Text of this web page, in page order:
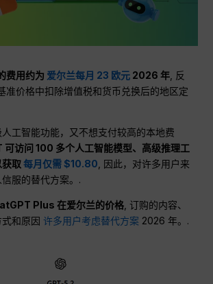
费用约为 爱尔兰每月 23 欧元 2026 年 , 反
准价格中扣除增值税和货币兑换后的地区定
工智能功能，又不想支付较高的本地费
访问 100 多个人工智能模型、高级推理工
获取每月仅需 $10.80 , 因此，对许多用户来
服的替代方案。.
Plus 在爱尔兰的价格, 订购的内容、
式和原因许多用户考虑替代方案 2026 年。.